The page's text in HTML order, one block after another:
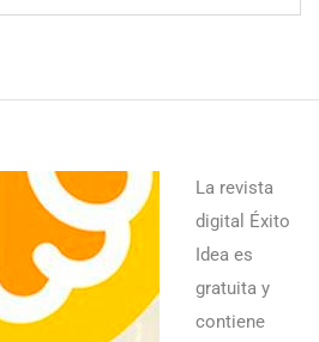
La revista
digital Éxito
Idea es
gratuita y
contiene